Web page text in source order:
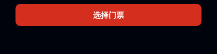
電話訂購，並諮詢經理；
購買前確認每個座位的價格。
选择门票